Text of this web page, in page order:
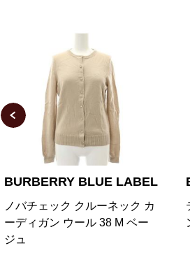
BURBERRY BLUE LABEL
ティアード ニットカーディガ
ン 長袖 38 アイボリー